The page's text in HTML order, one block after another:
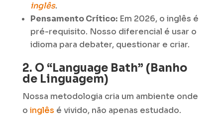
inglês.
Pensamento Crítico:Em 2026, o inglês é
pré-requisito. Nosso diferencial é usar o
idioma para debater, questionar e criar.
2. O “Language Bath” (Banho
de Linguagem)
Nossa metodologia cria um ambiente onde
o inglês é vivido, não apenas estudado.